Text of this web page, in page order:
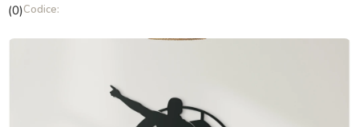
La
media
(0)